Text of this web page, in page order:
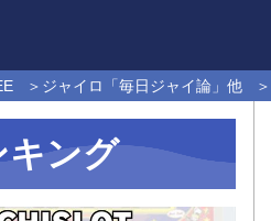
ジャイロ「毎日ジャイ論」他
キング